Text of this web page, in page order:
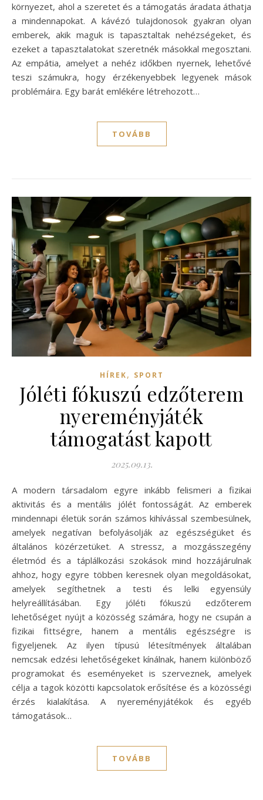
környezet, ahol a szeretet és a támogatás áradata áthatja
a mindennapokat. A kávézó tulajdonosok gyakran olyan
emberek, akik maguk is tapasztaltak nehézségeket, és
ezeket a tapasztalatokat szeretnék másokkal megosztani.
Az empátia, amelyet a nehéz időkben nyernek, lehetővé
teszi számukra, hogy érzékenyebbek legyenek mások
problémáira. Egy barát emlékére létrehozott…
TOVÁBB
HÍREK, SPORT
Jóléti fókuszú edzőterem
nyereményjáték
támogatást kapott
2025.09.13.
A modern társadalom egyre inkább felismeri a fizikai
aktivitás és a mentális jólét fontosságát. Az emberek
mindennapi életük során számos kihívással szembesülnek,
amelyek negatívan befolyásolják az egészségüket és
általános közérzetüket. A stressz, a mozgásszegény
életmód és a táplálkozási szokások mind hozzájárulnak
ahhoz, hogy egyre többen keresnek olyan megoldásokat,
amelyek segíthetnek a testi és lelki egyensúly
helyreállításában. Egy jóléti fókuszú edzőterem
lehetőséget nyújt a közösség számára, hogy ne csupán a
fizikai fittségre, hanem a mentális egészségre is
figyeljenek. Az ilyen típusú létesítmények általában
nemcsak edzési lehetőségeket kínálnak, hanem különböző
programokat és eseményeket is szerveznek, amelyek
célja a tagok közötti kapcsolatok erősítése és a közösségi
érzés kialakítása. A nyereményjátékok és egyéb
támogatások…
TOVÁBB